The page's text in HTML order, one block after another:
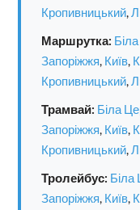
Кропивницький,
Маршрутка:
Запоріжжя, Київ,
Кропивницький,
Трамвай: Біла
Запоріжжя, Київ,
Кропивницький,
Тролейбус: Біла
Запоріжжя, Київ,